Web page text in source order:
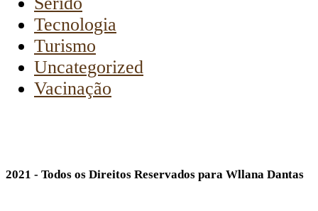
Tecnologia
Turismo
Uncategorized
Vacinação
2021 - Todos os Direitos Reservados para Wllana Dantas